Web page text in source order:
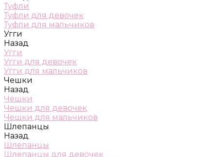
Туфли
Туфли для девочек
Туфли для мальчиков
Угги
Назад
Угги
Угги для девочек
Угги для мальчиков
Чешки
Назад
Чешки
Чешки для девочек
Чешки для мальчиков
Шлепанцы
Назад
Шлепанцы
Шлепанцы для девочек